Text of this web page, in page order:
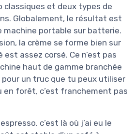
classiques et deux types de
Globalement, le résultat est
machine portable sur batterie.
la crème se forme bien sur
assez corsé. Ce n’est pas
haut de gamme branchée
pour un truc que tu peux utiliser
en forêt, c’est franchement pas
c’est là où j’ai eu le